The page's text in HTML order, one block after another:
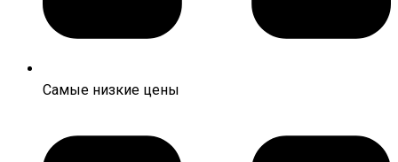
Самые низкие цены